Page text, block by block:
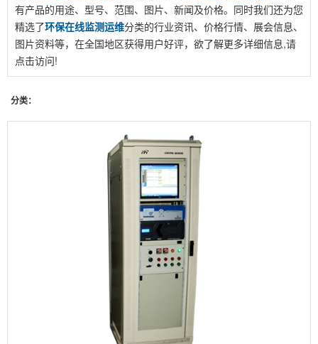
有产品的用途、型号、范围、图片、新闻及价格。同时我们还为您
精选了环保在线监测运维分类的行业资讯、价格行情、展会信息、
图片资料等，在全国地区获得用户好评，欲了解更多详细信息,请
点击访问!
分类：